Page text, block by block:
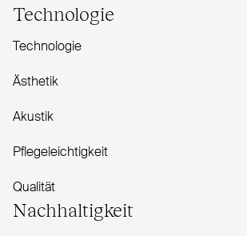
Technologie
Technologie
Ästhetik
Akustik
Pflegeleichtigkeit
Qualität
Nachhaltigkeit